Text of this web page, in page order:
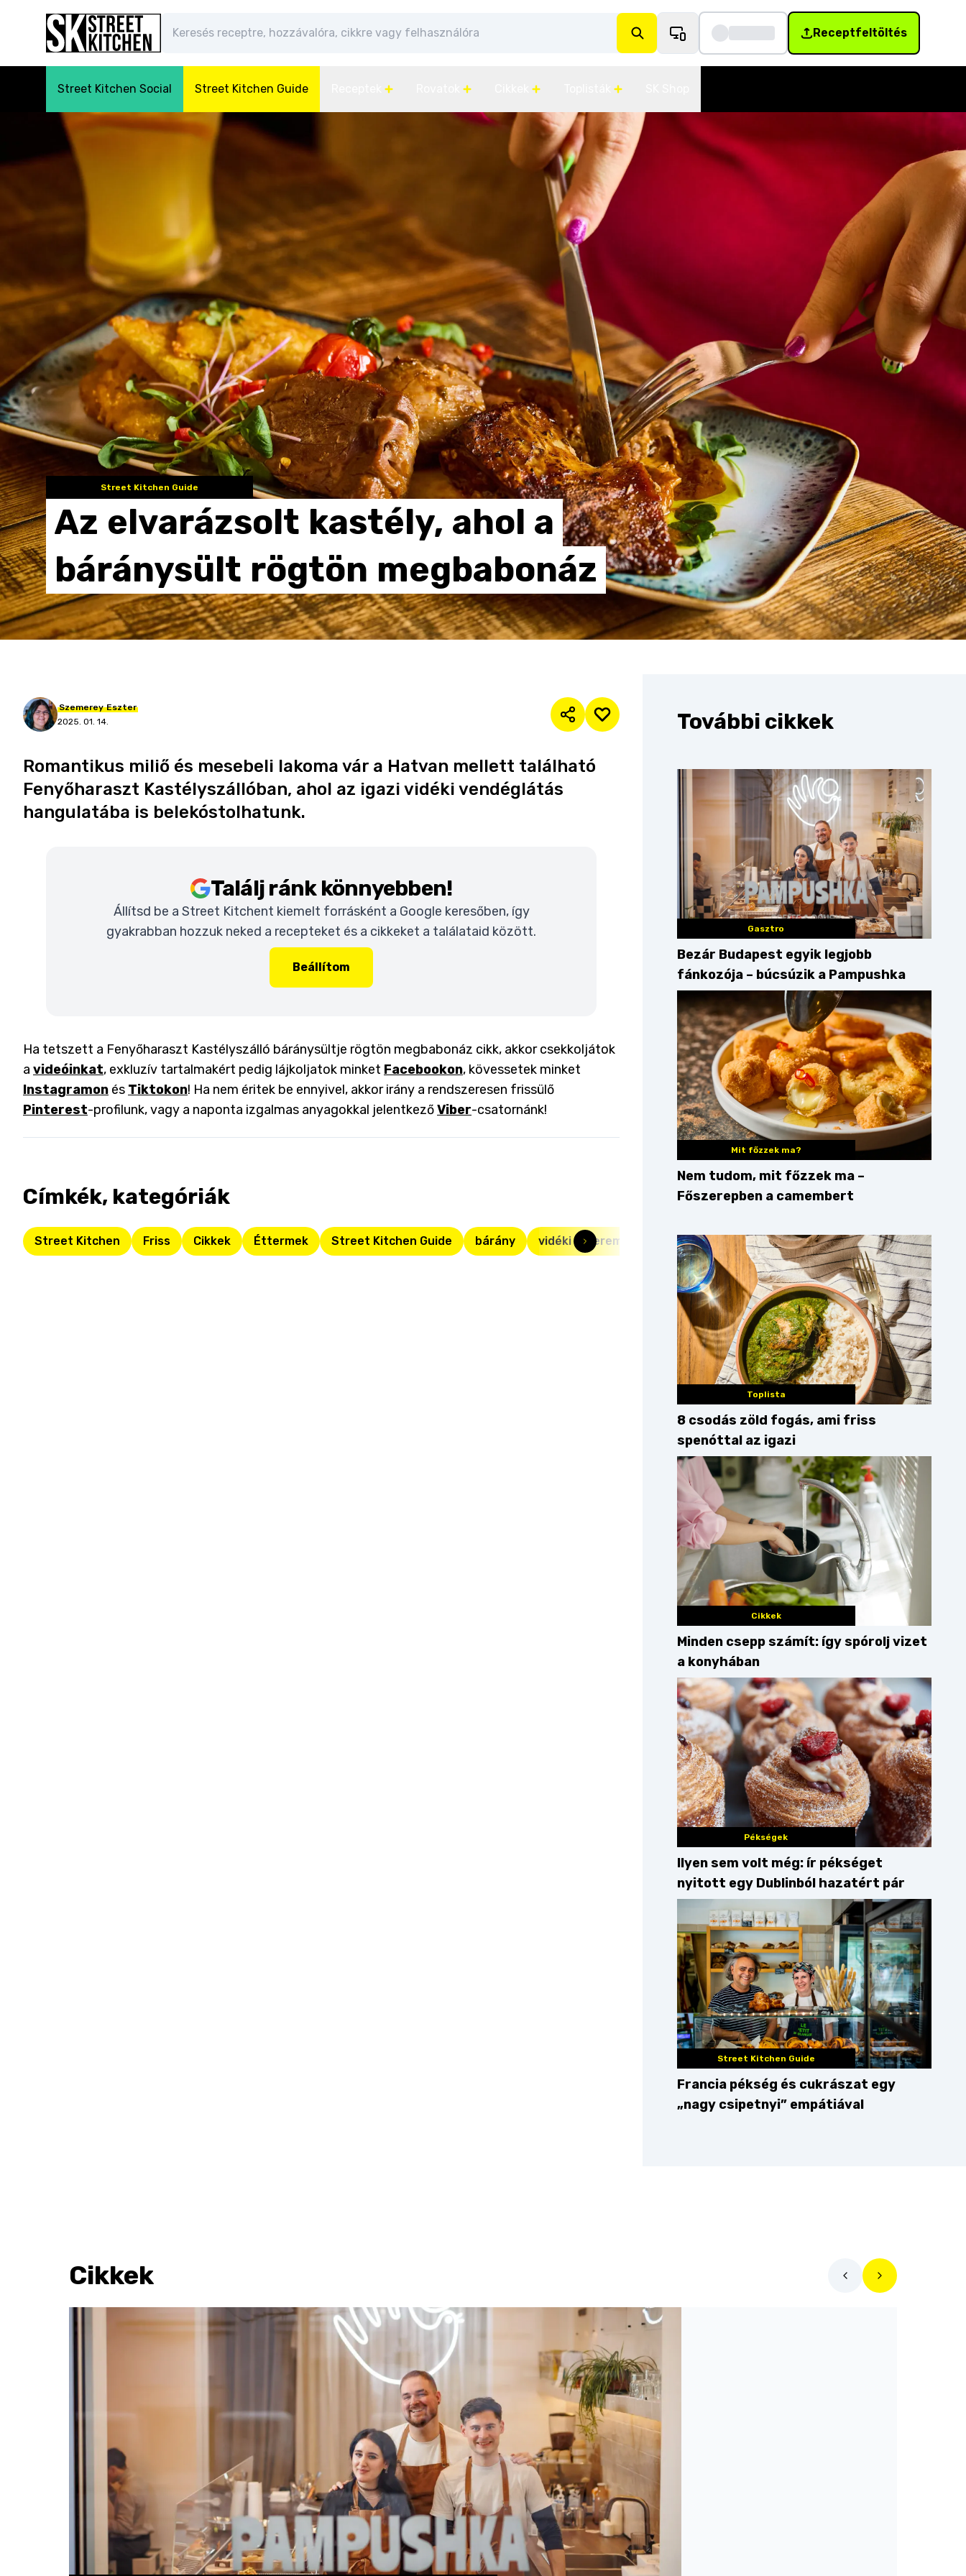
Receptfeltöltés
Street Kitchen Social Street Kitchen Guide
Street Kitchen Guide
Az elvarázsolt kastély, ahol a
báránysült rögtön megbabonáz
Szemerey Eszter
2025. 01. 14.
Romantikus miliő és mesebeli lakoma vár a Hatvan mellett található
Fenyőharaszt Kastélyszállóban, ahol az igazi vidéki vendéglátás
hangulatába is belekóstolhatunk.
Találj ránk könnyebben!
Állítsd be a Street Kitchent kiemelt forrásként a Google keresőben, így
gyakrabban hozzuk neked a recepteket és a cikkeket a találataid között.
Beállítom
Ha tetszett a Fenyőharaszt Kastélyszálló báránysültje rögtön megbabonáz cikk, akkor csekkoljátok
a videóinkat, exkluzív tartalmakért pedig lájkoljatok minket Facebookon, kövessetek minket
Instagramon és Tiktokon! Ha nem éritek be ennyivel, akkor irány a rendszeresen frissülő
Pinterest-profilunk, vagy a naponta izgalmas anyagokkal jelentkezőViber-csatornánk!
Címkék, kategóriák
Street Kitchen Friss Cikkek Éttermek Street Kitchen Guide bárány vidéki étterem borjúmáj
További cikkek
Gasztro
Bezár Budapest egyik legjobb
fánkozója – búcsúzik a Pampushka
Mit főzzek ma?
Nem tudom, mit főzzek ma –
Főszerepben a camembert
Toplista
8 csodás zöld fogás, ami friss
spenóttal az igazi
Cikkek
Minden csepp számít: így spórolj vizet
a konyhában
Pékségek
Ilyen sem volt még: ír pékséget
nyitott egy Dublinból hazatért pár
Street Kitchen Guide
Francia pékség és cukrászat egy
„nagy csipetnyi” empátiával
Cikkek